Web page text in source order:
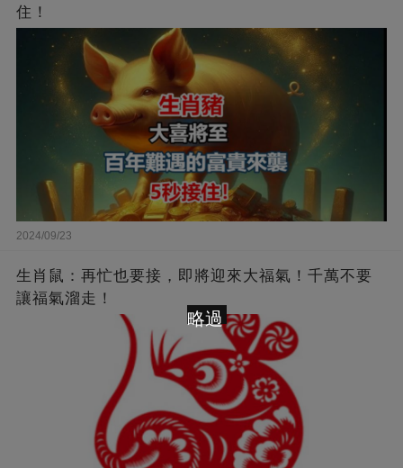
住！
2024/09/23
生肖鼠：再忙也要接，即將迎來大福氣！千萬不要
讓福氣溜走！
略過